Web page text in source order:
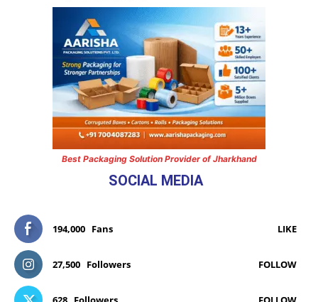
Best Packaging Solution Provider of Jharkhand
SOCIAL MEDIA
194,000 Fans LIKE
27,500 Followers FOLLOW